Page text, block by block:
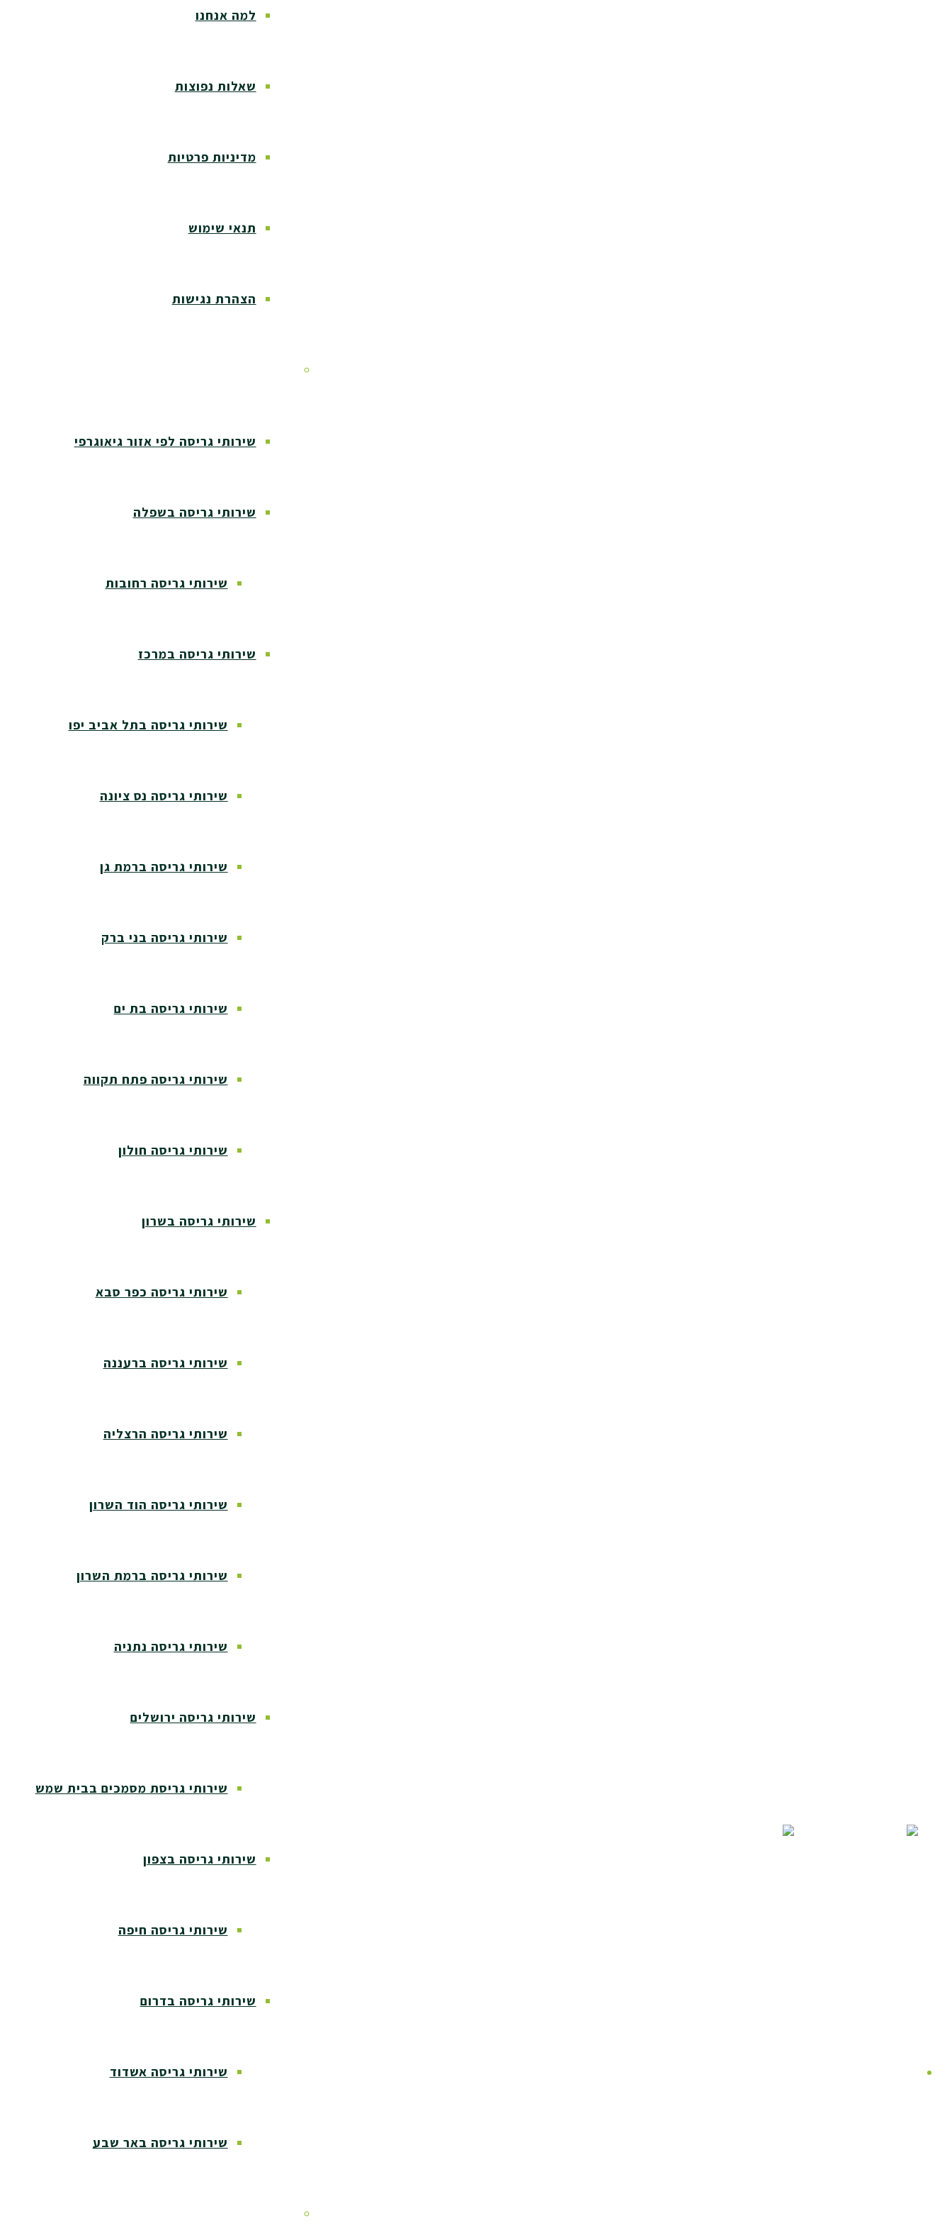
למה אנחנו
שאלות נפוצות
מדיניות פרטיות
תנאי שימוש
הצהרת נגישות
שירותי גריסה לפי אזור גיאוגרפי
שירותי גריסה בשפלה
שירותי גריסה רחובות
שירותי גריסה במרכז
שירותי גריסה בתל אביב יפו
שירותי גריסה נס ציונה
שירותי גריסה ברמת גן
שירותי גריסה בני ברק
שירותי גריסה בת ים
שירותי גריסה פתח תקווה
שירותי גריסה חולון
שירותי גריסה בשרון
שירותי גריסה כפר סבא
שירותי גריסה ברעננה
שירותי גריסה הרצליה
שירותי גריסה הוד השרון
שירותי גריסה ברמת השרון
שירותי גריסה נתניה
שירותי גריסה ירושלים
שירותי גריסת מסמכים בבית שמש
שירותי גריסה בצפון
שירותי גריסה חיפה
שירותי גריסה בדרום
שירותי גריסה אשדוד
שירותי גריסה באר שבע